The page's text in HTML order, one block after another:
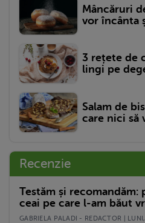
Mâncăruri
vor încânta
3 rețete de
lingi pe
Salam de
care nici să
Recenzie
Testăm și
ceai pe care l-am băut
GABRIELA PALADI - REDACTOR |